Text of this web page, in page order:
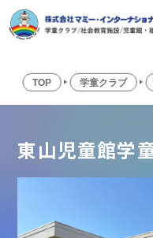
TOP 学童クラブ
東山児童館学